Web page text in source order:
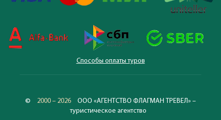
Способы оплаты туров
© 2000 – 2026
ООО «АГЕНТСТВО ФЛАГМАН ТРЕВЕЛ» –
туристическое агентство